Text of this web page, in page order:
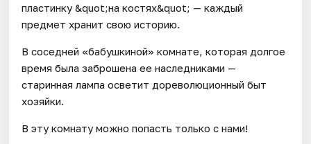
пластинку &quot;на костях&quot; — каждый
предмет хранит свою историю.
В соседней «бабушкиной» комнате, которая долгое
время была заброшена ее наследниками —
старинная лампа осветит дореволюционный быт
хозяйки.
В эту комнату можно попасть только с нами!